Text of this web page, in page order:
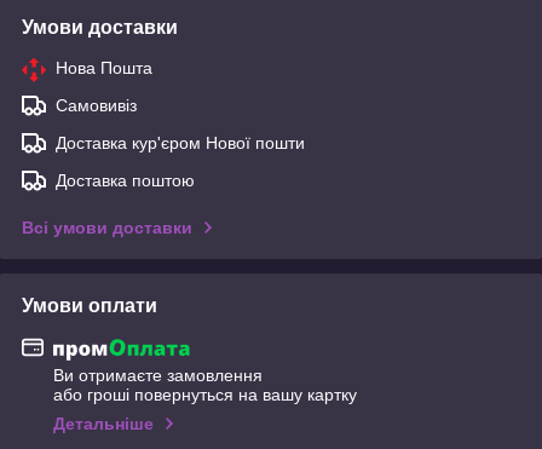
Умови доставки
Нова Пошта
Самовивіз
Доставка кур'єром Нової пошти
Доставка поштою
Всі умови доставки
Умови оплати
Ви отримаєте замовлення
або гроші повернуться на вашу картку
Детальніше